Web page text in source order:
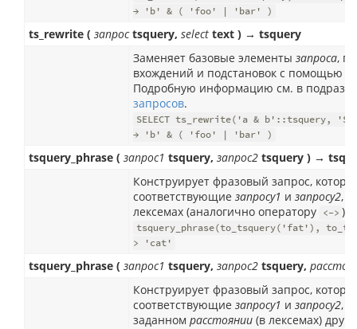
→ 'b' & ( 'foo' | 'bar' )
ts_rewrite ( запрос tsquery, select text ) → tsquery
Заменяет базовые элементы запроса,
вхождений и подстановок с помощью
Подробную информацию см. в
запросов.
SELECT ts_rewrite('a & b'::tsquery,
→ 'b' & ( 'foo' | 'bar' )
tsquery_phrase ( запрос1 tsquery, запрос2 tsquery ) →
Конструирует фразовый запрос,
соответствующие запросу1 и запросу2,
лексемах (аналогично оператору <-> ).
tsquery_phrase(to_tsquery('fat'),
> 'cat'
tsquery_phrase ( запрос1 tsquery, запрос2 tsquery,
Конструирует фразовый запрос,
соответствующие запросу1 и запросу2,
заданном расстоянии (в лексемах) друг